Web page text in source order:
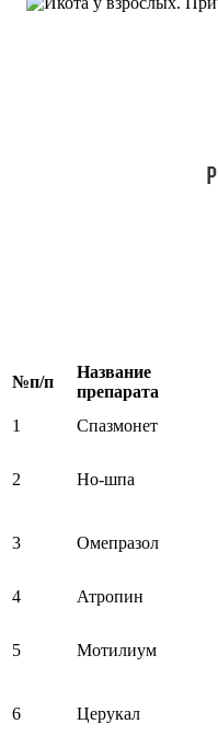
№п/п
Название
препарата
1 Спазмонет
2 Но-шпа
3 Омепразол
4
Атропин
5 Мотилиум
6 Церукал